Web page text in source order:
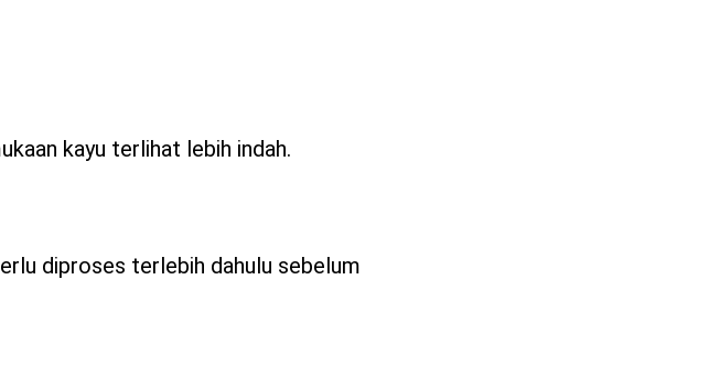
kayu terlihat lebih indah.
diproses terlebih dahulu sebelum